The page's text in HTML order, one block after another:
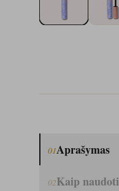
01Aprašymas
02Kaip naudoti